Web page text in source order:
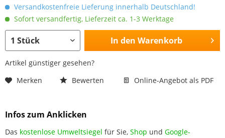
Versandkostenfreie Lieferung innerhalb Deutschland!
Sofort versandfertig, Lieferzeit ca. 1-3 Werktage
In den Warenkorb
Artikel günstiger gesehen?
Merken
Bewerten Online-Angebot als PDF
Infos zum Anklicken
Das kostenlose Umweltsiegel für Sie, Shop und Google-